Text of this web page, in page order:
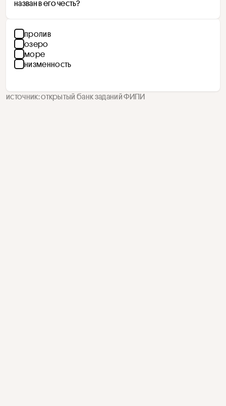
назван в его честь?
пролив
озеро
море
низменность
источник: открытый банк заданий ФИПИ